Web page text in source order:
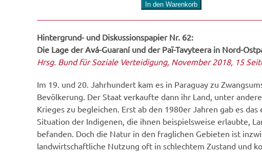
der
Avá-
und
der
Paĩ-
Tavytera
Nord-
Ostparaguay
Menge
In den Warenkorb
Hintergrund- und Diskussionspapier Nr. 62:
Die Lage der Avá-Guaraní und der Paĩ-Tavyteera in Nord-
Hrsg. Bund für Soziale Verteidigung, November 2018, 15
Im 19. und 20. Jahrhundert kam es in Paraguay zu
Bevölkerung. Der Staat verkaufte dann ihr Land, unter
Krieges zu begleichen. Erst ab den 1980er Jahren gab es
Situation der Indigenen, die ihnen beispielsweise erlaubte,
befanden. Doch die Natur in den fraglichen Gebieten ist
landwirtschaftliche Nutzung oft in schlechtem Zustand und